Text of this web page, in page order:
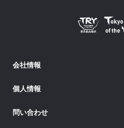
会社情報
個人情報
問い合わせ